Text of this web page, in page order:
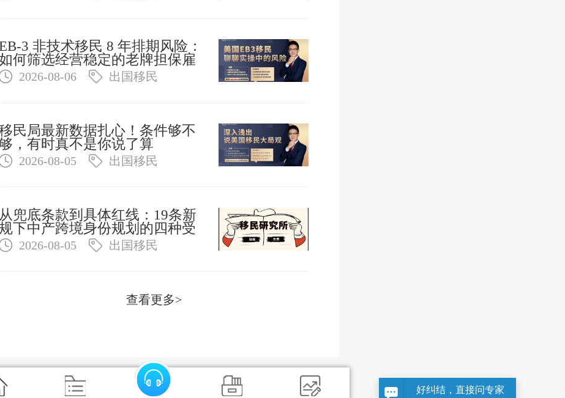
非技术移民 8 年排期风险：
何筛选经营稳定的老牌担保雇
2026-08-06 出国移民
民局最新数据扎心！条件够不
，有时真不是你说了算
2026-08-05 出国移民
从兜底条款到具体红线：19条新
下中产跨境身份规划的四种受
情形拆解
2026-08-05 出国移民
查看更多>